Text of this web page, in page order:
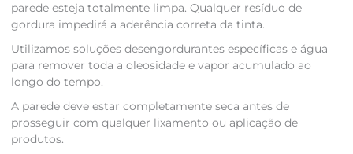
parede esteja totalmente limpa. Qualquer resíduo de
gordura impedirá a aderência correta da tinta.
Utilizamos soluções desengordurantes específicas e água
para remover toda a oleosidade e vapor acumulado ao
longo do tempo.
A parede deve estar completamente seca antes de
prosseguir com qualquer lixamento ou aplicação de
produtos.